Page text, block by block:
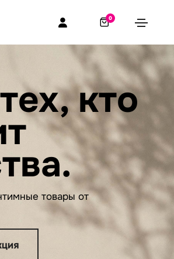
0
кто
товары от